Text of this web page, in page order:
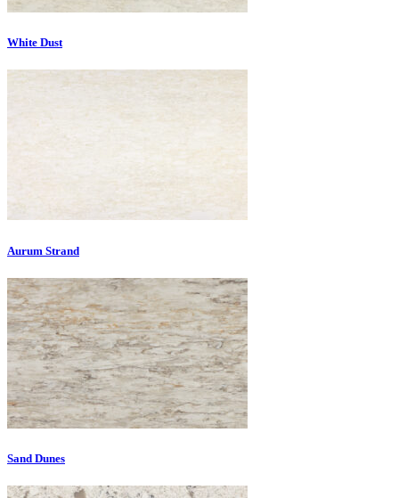
White Dust
Aurum Strand
Sand Dunes